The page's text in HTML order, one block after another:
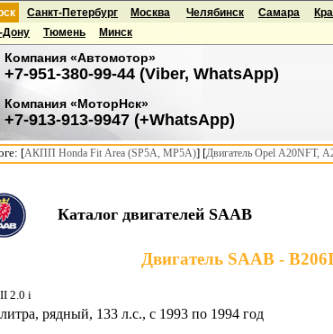
Компания «Автомотор»
+7-951-380-99-44 (Viber, WhatsApp)
Компания «МоторНск»
+7-913-913-9947 (+WhatsApp)
Санкт-Петербург Москва Челябинск Самара
Дону
Тюмень Минск
[АКПП Honda Fit Area (SP5A, MP5A)] [Двигатель Opel A20NFT,
Каталог двигателей SAAB
Двигатель SAAB - B206I
2.0 i
рядный, 133 л.с., с 1993 по 1994 год